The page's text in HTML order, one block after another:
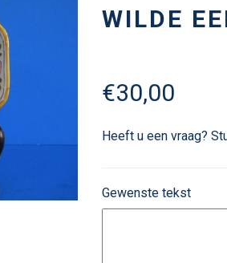
WILDE
€30,00
Heeft u een vraag?
Gewenste tekst